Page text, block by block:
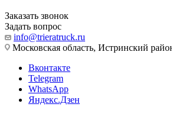
Заказать звонок
Задать вопрос
info@trieratruck.ru
Московская область, Истринский
Вконтакте
Telegram
WhatsApp
Яндекс.Дзен